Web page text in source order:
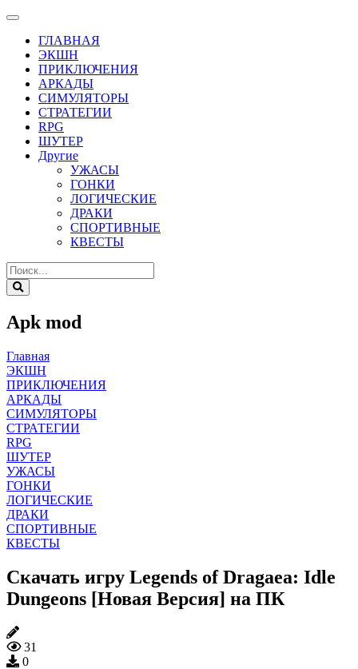
ГЛАВНАЯ
ЭКШН
ПРИКЛЮЧЕНИЯ
АРКАДЫ
СИМУЛЯТОРЫ
СТРАТЕГИИ
RPG
ШУТЕР
Другие
УЖАСЫ
ГОНКИ
ЛОГИЧЕСКИЕ
ДРАКИ
СПОРТИВНЫЕ
КВЕСТЫ
Apk mod
Главная
ЭКШН
ПРИКЛЮЧЕНИЯ
АРКАДЫ
СИМУЛЯТОРЫ
СТРАТЕГИИ
RPG
ШУТЕР
УЖАСЫ
ГОНКИ
ЛОГИЧЕСКИЕ
ДРАКИ
СПОРТИВНЫЕ
КВЕСТЫ
Скачать игру Legends of Dragaea: Idle
Dungeons [Новая Версия] на ПК
31
0